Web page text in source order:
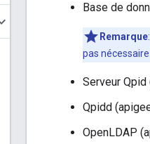
Base de
Remarque
pas
Serveur
Qpidd
OpenLDAP